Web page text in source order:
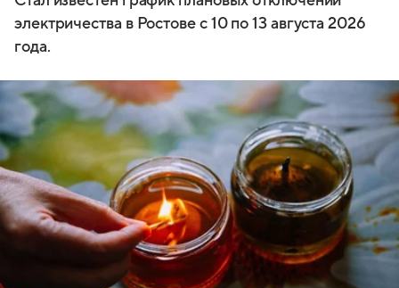
электричества в Ростове с 10 по 13 августа 2026
года.